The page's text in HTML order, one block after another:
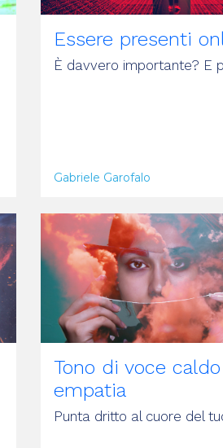
Essere presenti
È davvero importante? E
Gabriele Garofalo
Tono di voce
empatia
Punta dritto al cuore del